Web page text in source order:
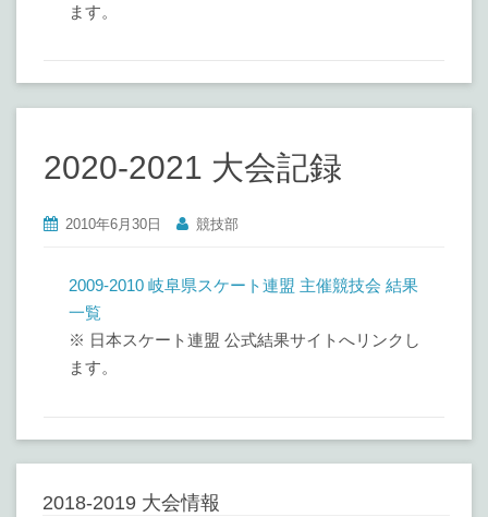
o
n
ます。
2020-2021 大会記録
2010年6月30日 競技部
2009-2010 岐阜県スケート連盟 主催競技会 結果
一覧
※ 日本スケート連盟 公式結果サイトへリンクし
ます。
2018-2019 大会情報